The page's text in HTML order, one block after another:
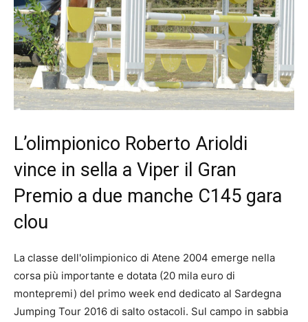
L’olimpionico Roberto Arioldi
vince in sella a Viper il Gran
Premio a due manche C145 gara
clou
La classe dell'olimpionico di Atene 2004 emerge nella
corsa più importante e dotata (20 mila euro di
montepremi) del primo week end dedicato al Sardegna
Jumping Tour 2016 di salto ostacoli. Sul campo in sabbia